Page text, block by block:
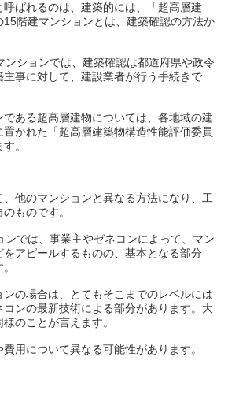
ばれるのは、建築的には、「超高層建
階建マンションとは、建築確認の方法か
ンションでは、建築確認は都道府県や政令
事に対して、建設業者が行う手続きで
である超高層建物については、各地域の建
かれた「超高層建築物構造性能評価委員
。
他のマンションと異なる方法になり、工
ものです。
ンでは、事業主やゼネコンによって、マン
アピールするものの、基本となる部分
ンの場合は、とてもそこまでのレベルには
ンの最新技術による部分があります。大
のことが言えます。
用について異なる可能性があります。